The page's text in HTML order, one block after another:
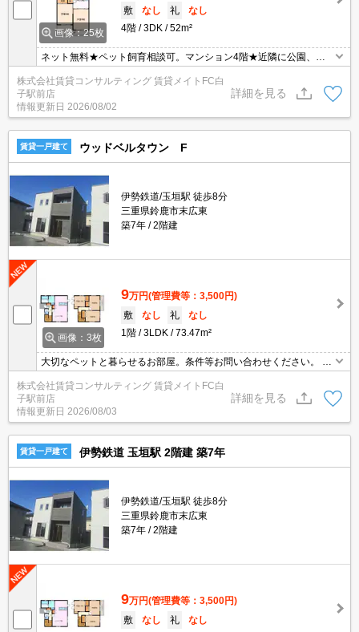
画像：25枚
敷 なし 礼
なし
4階
3DK 52m²
ネット無料★ペット飼育相談可。マンション4階★近隣に公園、コ
ンビニあり！
株式会社賃貸コンサルティング 賃貸メイトFC白
子駅前店
情報更新日 2026/08/02
詳細を見る
賃貸一戸建て ウッドベルタウン F
伊勢鉄道/玉垣駅 徒歩8分
三重県鈴鹿市末広東
築7年
2階建
画像：3枚
9万円(管理費等：3,500円)
敷
なし 礼
なし
1階
3LDK 73.47m²
大切なペットと暮らせるお部屋。条件等お問い合わせください。 採
光や通風が確保しやすい戸建てのメリットを存分に味わえます♪開放
感あふれる暮らしをしてみませんか？
株式会社賃貸コンサルティング 賃貸メイトFC白
子駅前店
情報更新日 2026/08/03
詳細を見る
賃貸一戸建て 伊勢鉄道 玉垣駅 2階建 築7年
伊勢鉄道/玉垣駅 徒歩8分
三重県鈴鹿市末広東
築7年
2階建
9万円(管理費等：3,500円)
敷
なし 礼
なし